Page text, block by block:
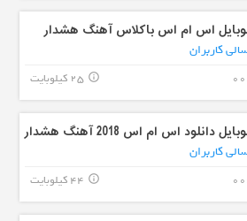
اس ام اس باکلاس آهنگ هشدار
کاربران
25 کیلوبایت info_outline
دانلود اس ام اس 2018 آهنگ هشدار
کاربران
44 کیلوبایت info_outline